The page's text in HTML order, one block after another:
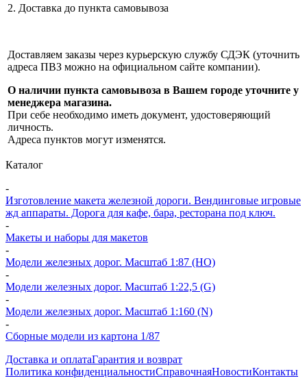
2. Доставка до пункта самовывоза
Доставляем заказы через курьерскую службу СДЭК (уточнить
адреса ПВЗ можно на официальном сайте компании).
О наличии пункта самовывоза в Вашем городе уточните у
менеджера магазина.
При себе необходимо иметь документ, удостоверяющий
личность.
Адреса пунктов могут изменятся.
Каталог
-
Изготовление макета железной дороги. Вендинговые игровые
жд аппараты. Дорога для кафе, бара, ресторана под ключ.
-
Макеты и наборы для макетов
-
Модели железных дорог. Масштаб 1:87 (HO)
-
Модели железных дорог. Масштаб 1:22,5 (G)
-
Модели железных дорог. Масштаб 1:160 (N)
-
Сборные модели из картона 1/87
Доставка и оплатаГарантия и возврат
Политика конфиденциальностиСправочнаяНовостиКонтакты